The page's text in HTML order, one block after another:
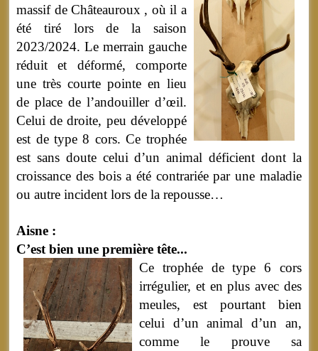
massif de Châteauroux , où il a
été tiré lors de la saison
2023/2024. Le merrain gauche
réduit et déformé, comporte
une très courte pointe en lieu
de place de l’andouiller d’œil.
Celui de droite, peu développé
est de type 8 cors. Ce trophée
est sans doute celui d’un animal déficient dont la
croissance des bois a été contrariée par une maladie
ou autre incident lors de la repousse…
Aisne :
C’est bien une première tête...
Ce trophée de type 6 cors
irrégulier, et en plus avec des
meules, est pourtant bien
celui d’un animal d’un an,
comme le prouve sa